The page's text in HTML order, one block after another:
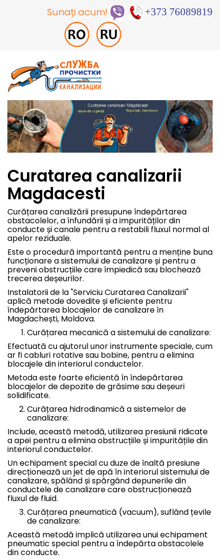
Sunați acum! +373 76089819
Curatarea canalizarii
Magdacesti
Curățarea canalizării presupune îndepărtarea
obstacolelor, a înfundării și a impurităților din
conducte și canale pentru a restabili fluxul normal al
apelor reziduale.
Este o procedură importantă pentru a menține buna
funcționare a sistemului de canalizare și pentru a
preveni obstrucțiile care împiedică sau blochează
trecerea deșeurilor.
Instalatorii de la "Serviciu Curatarea Canalizarii"
aplică metode dovedite și eficiente pentru
îndepărtarea blocajelor de canalizare în
Magdachești, Moldova.
Curățarea mecanică a sistemului de canalizare:
Efectuată cu ajutorul unor instrumente speciale, cum
ar fi cabluri rotative sau bobine, pentru a elimina
blocajele din interiorul conductelor.
Metoda este foarte eficientă în îndepărtarea
blocajelor de depozite de grăsime sau deșeuri
solidificate.
Curățarea hidrodinamică a sistemelor de
canalizare:
Include, această metodă, utilizarea presiunii ridicate
a apei pentru a elimina obstrucțiile și impuritățile din
interiorul conductelor.
Un echipament special cu duze de înaltă presiune
direcționează un jet de apă în interiorul sistemului de
canalizare, spălând și spărgând depunerile din
conductele de canalizare care obstrucționează
fluxul de fluid.
Curățarea pneumatică (vacuum), suflând țevile
de canalizare:
Această metodă implică utilizarea unui echipament
pneumatic special pentru a îndepărta obstacolele
din conducte.